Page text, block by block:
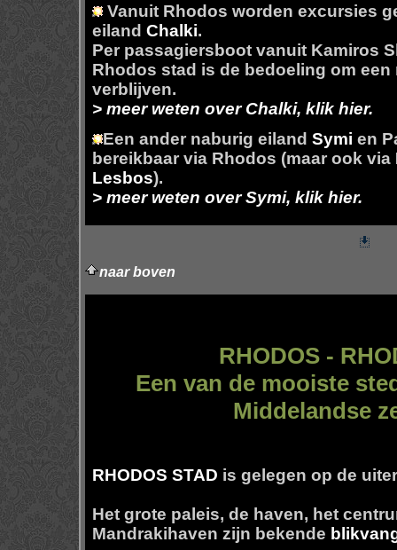
Vanuit Rhodos worden excursies
eiland Chalki.
Per passagiersboot vanuit Kamiros
Rhodos stad is de bedoeling om
verblijven.
> meer weten over Chalki, klik hier.
Een ander naburig eiland Symi en
bereikbaar via Rhodos (maar ook via
Lesbos).
> meer weten over Symi, klik hier.
naar boven
RHODOS -
Een van de mooiste
Middelandse
RHODOS STAD is gelegen op de
Het grote paleis, de haven, het
Mandrakihaven zijn bekende